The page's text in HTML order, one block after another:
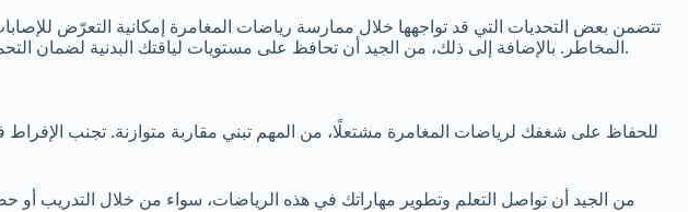
تتضمن بعض التحديات التي قد تواجهها خلال ممارسة رياضات المغامرة إمكانية التعرّض
المخاطر. بالإضافة إلى ذلك، من الجيد أن تحافظ على مستويات لياقتك البدنية لضمان التحمل والتحرك بسهولة في مواقف حادة. التدريب المنتظم والإعداد الجيد هما مفتاح النجاح في هذه الرياضات المثيرة.
للحفاظ على شغفك لرياضات المغامرة مشتعلًا، من المهم تبني مقاربة متوازنة. تجنب
من الجيد أن تواصل التعلم وتطوير مهاراتك في هذه الرياضات، سواء من خلال التدريب